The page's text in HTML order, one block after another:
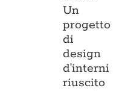
Un
progetto
di
design
d’interni
riuscito